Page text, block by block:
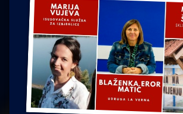
Ljiljana Lekanić-Kljaić
Željko Krznarić
Mario Lovreković
Miroslav Šantek